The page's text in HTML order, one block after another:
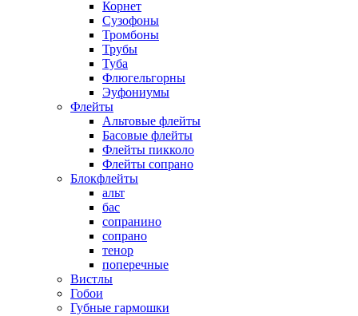
Корнет
Сузофоны
Тромбоны
Трубы
Туба
Флюгельгорны
Эуфониумы
Флейты
Альтовые флейты
Басовые флейты
Флейты пикколо
Флейты сопрано
Блокфлейты
альт
бас
сопранино
сопрано
тенор
поперечные
Вистлы
Гобои
Губные гармошки